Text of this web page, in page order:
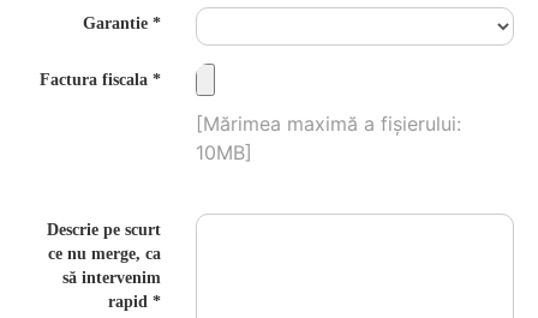
Garantie
Factura fiscala
[Mărimea maximă a fișierului:
10MB]
Descrie pe scurt
ce nu merge, ca
să intervenim
rapid